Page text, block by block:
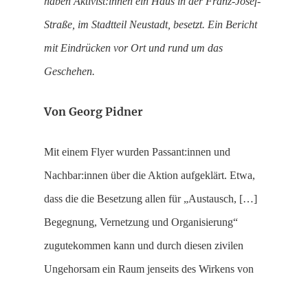
Straße, im Stadtteil Neustadt, besetzt. Ein Bericht
mit Eindrücken vor Ort und rund um das
Geschehen.
Von Georg Pidner
Mit einem Flyer wurden Passant:innen und
Nachbar:innen über die Aktion aufgeklärt. Etwa,
dass die die Besetzung allen für „Austausch, […]
Begegnung, Vernetzung und Organisierung“
zugutekommen kann und durch diesen zivilen
Ungehorsam ein Raum jenseits des Wirkens von